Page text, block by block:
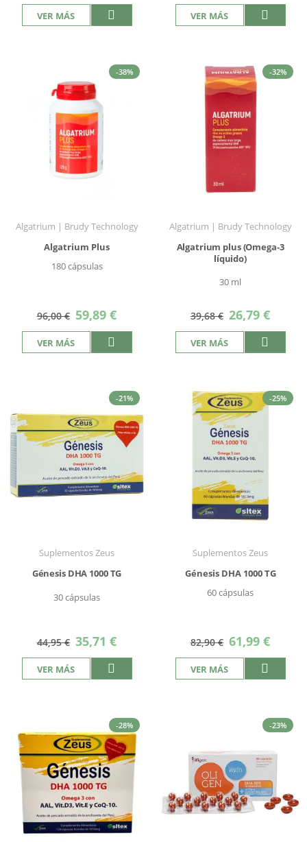
VER MÁS VER MÁS
-38%
Algatrium | Brudy Technology
Algatrium Plus
180 cápsulas
96,00 € Precio
especial
59,89 €
VER MÁS
-32%
Algatrium | Brudy Technology
Algatrium plus (Omega-3
líquido)
30 ml
39,68 € Precio
especial
26,79 €
VER MÁS
-21%
Suplementos Zeus
Génesis DHA 1000 TG
30 cápsulas
44,95 € Precio
especial
35,71 €
VER MÁS
-25%
Suplementos Zeus
Génesis DHA 1000 TG
60 cápsulas
82,90 € Precio
especial
61,99 €
VER MÁS
-28% -23%